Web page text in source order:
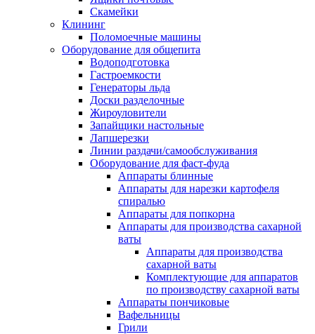
Скамейки
Клининг
Поломоечные машины
Оборудование для общепита
Водоподготовка
Гастроемкости
Генераторы льда
Доски разделочные
Жироуловители
Запайщики настольные
Лапшерезки
Линии раздачи/самообслуживания
Оборудование для фаст-фуда
Аппараты блинные
Аппараты для нарезки картофеля
спиралью
Аппараты для попкорна
Аппараты для производства сахарной
ваты
Аппараты для производства
сахарной ваты
Комплектующие для аппаратов
по производству сахарной ваты
Аппараты пончиковые
Вафельницы
Грили